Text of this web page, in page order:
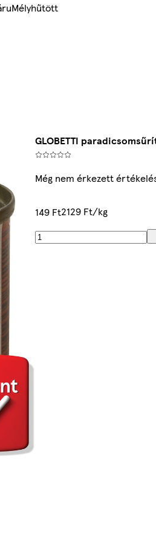
Mélyhűtött
GLOBETTI
Még nem érkezett
149 Ft2129 Ft/kg